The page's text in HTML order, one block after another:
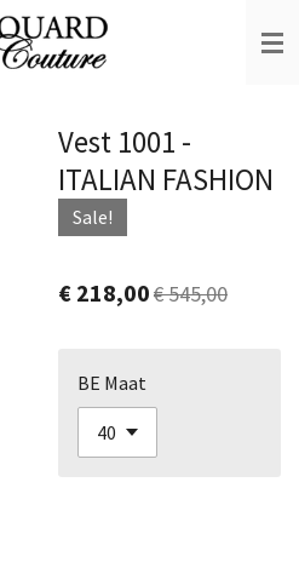
Vest 1001 -
ITALIAN FASHION
Sale!
€ 218,00€ 545,00
BE Maat